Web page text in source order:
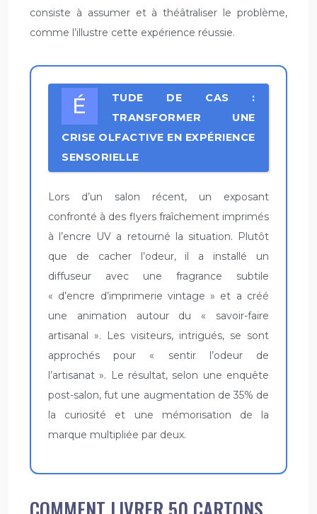
consiste à assumer et à théâtraliser le problème,
comme l’illustre cette expérience réussie.
ÉTUDE DE CAS :
TRANSFORMER UNE
CRISE OLFACTIVE EN EXPÉRIENCE
SENSORIELLE
Lors d’un salon récent, un exposant
confronté à des flyers fraîchement imprimés
à l’encre UV a retourné la situation. Plutôt
que de cacher l’odeur, il a installé un
diffuseur avec une fragrance subtile
« d’encre d’imprimerie vintage » et a créé
une animation autour du « savoir-faire
artisanal ». Les visiteurs, intrigués, se sont
approchés pour « sentir l’odeur de
l’artisanat ». Le résultat, selon une enquête
post-salon, fut une augmentation de 35% de
la curiosité et une mémorisation de la
marque multipliée par deux.